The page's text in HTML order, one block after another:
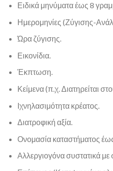
Ειδικά μηνύματα έως 8
Ημερομηνίες (Ζύγισης-
Ώρα ζύγισης.
Εικονίδια.
Έκπτωση.
Κείμενα (π.χ. Διατηρείται
Ιχνηλασιμότητα κρέατος.
Διατροφική αξία.
Ονομασία καταστήματος
Αλλεργιογόνα συστατικά με